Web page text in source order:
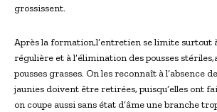
grossissent.
Après la formation,l’entretien se limite surtout
régulière et à l’élimination des pousses
pousses grasses. On les reconnaît à l’absence
jaunies doivent être retirées, puisqu’elles ont
on coupe aussi sans état d’âme une branche